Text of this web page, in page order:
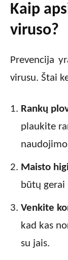
Kaip
viruso?
Prevencija
virusu. Štai
Rankų
plaukite
Maisto
būtų gerai
Venkite
kad kas
su jais.